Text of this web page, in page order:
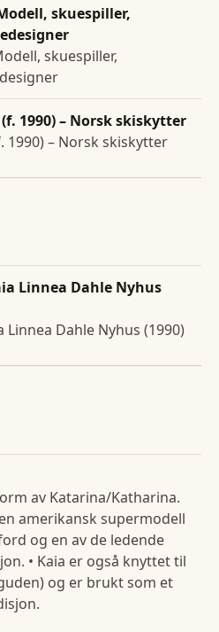
skuespiller,
skuespiller,
1990) – Norsk skiskytter
1990) – Norsk skiskytter
Linnea Dahle Nyhus
Linnea Dahle Nyhus (1990)
av Katarina/Katharina.
amerikansk supermodell
og en av de ledende
• Kaia er også knyttet til
og er brukt som et